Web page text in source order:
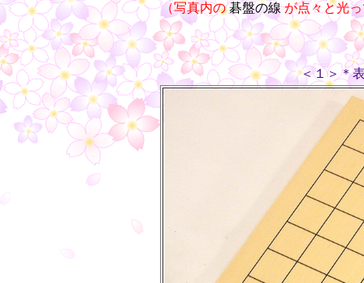
（写真内の 碁盤の線 が点々と光
＜１＞＊